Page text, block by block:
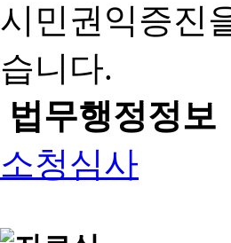
시민권익증진
습니다.
법무행정정보
소청심사